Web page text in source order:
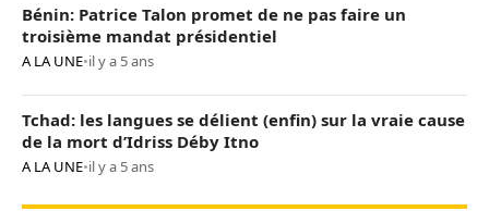
Bénin: Patrice Talon promet de ne pas faire un
troisième mandat présidentiel
A LA UNE•il y a 5 ans
Tchad: les langues se délient (enfin) sur la vraie cause
de la mort d’Idriss Déby Itno
A LA UNE•il y a 5 ans